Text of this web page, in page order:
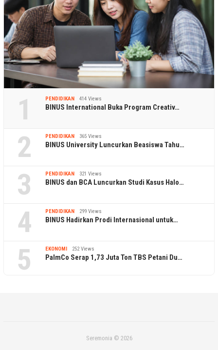
1 PENDIDIKAN 414 Views
BINUS International Buka Program Creativ…
2 PENDIDIKAN 365 Views
BINUS University Luncurkan Beasiswa Tahu…
3 PENDIDIKAN 321 Views
BINUS dan BCA Luncurkan Studi Kasus Halo…
4 PENDIDIKAN 299 Views
BINUS Hadirkan Prodi Internasional untuk…
5 EKONOMI 252 Views
PalmCo Serap 1,73 Juta Ton TBS Petani Du…
Seremonia © 2026